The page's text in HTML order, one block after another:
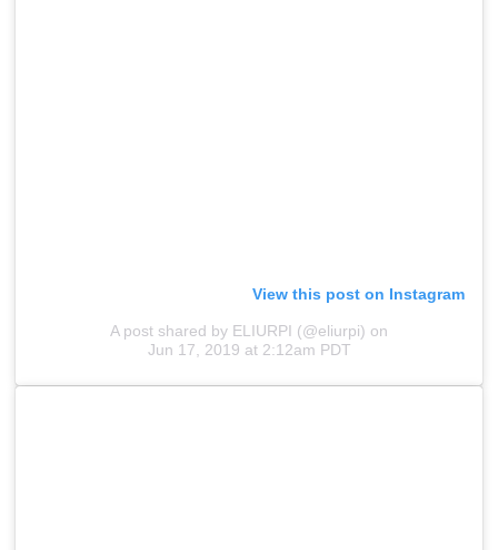
View this post on Instagram
A post shared by ELIURPI (@eliurpi) on
Jun 17, 2019 at 2:12am PDT